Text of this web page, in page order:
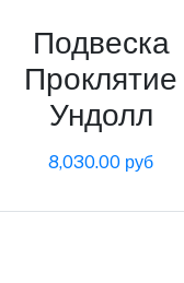
Подвеска
Проклятие
Ундолл
8,030.00 руб